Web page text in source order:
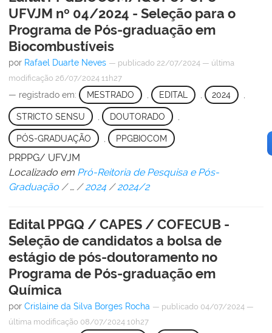
UFVJM nº 04/2024 - Seleção para o
Programa de Pós-graduação em
Biocombustíveis
por Rafael Duarte Neves — publicado 22/07/2024 — última
modificação 26/07/2024 11h27
— registrado em: MESTRADO EDITAL 2024
STRICTO SENSU DOUTORADO
PÓS-GRADUAÇÃO PPGBIOCOM
PRPPG/ UFVJM
Localizado em Pró-Reitoria de Pesquisa e Pós-
Graduação /… /2024 /2024/2
Edital PPGQ / CAPES / COFECUB -
Seleção de candidatos a bolsa de
estágio de pós-doutoramento no
Programa de Pós-graduação em
Química
por Crislaine da Silva Borges Rocha — publicado 04/07/2024 —
última modificação 08/07/2024 10h27